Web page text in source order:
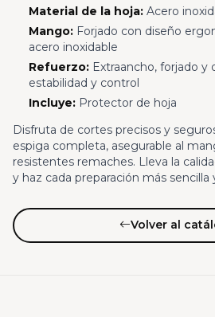
Material de la hoja:Acero
Mango:Forjado con diseño
acero inoxidable
Refuerzo:Extraancho, forjado y
estabilidad y control
Incluye:Protector de hoja
Disfruta de cortes precisos y
espiga completa, asegurable al
resistentes remaches. Lleva la
y haz cada preparación más sencilla
Volver al